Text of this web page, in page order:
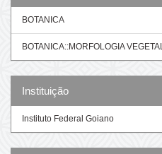
BOTANICA
BOTANICA::MORFOLOGIA VEGETAL
Instituição
Instituto Federal Goiano